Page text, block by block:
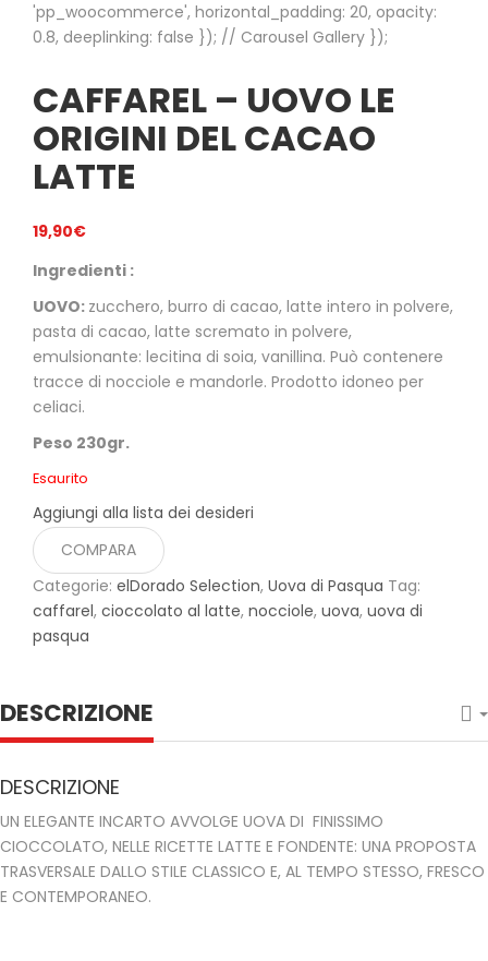
'pp_woocommerce', horizontal_padding: 20, opacity:
0.8, deeplinking: false }); // Carousel Gallery });
CAFFAREL – UOVO LE
ORIGINI DEL CACAO
LATTE
19,90€
Ingredienti :
UOVO: zucchero, burro di cacao, latte intero in polvere,
pasta di cacao, latte scremato in polvere,
emulsionante: lecitina di soia, vanillina. Può contenere
tracce di nocciole e mandorle. Prodotto idoneo per
celiaci.
Peso 230gr.
Esaurito
Aggiungi alla lista dei desideri
COMPARA
Categorie: elDorado Selection, Uova di Pasqua Tag:
caffarel, cioccolato al latte, nocciole, uova, uova di
pasqua
DESCRIZIONE
DESCRIZIONE
UN ELEGANTE INCARTO AVVOLGE UOVA DI ­ FINISSIMO
CIOCCOLATO, NELLE RICETTE LATTE E FONDENTE: UNA PROPOSTA
TRASVERSALE DALLO STILE CLASSICO E, AL TEMPO STESSO, FRESCO
E CONTEMPORANEO.